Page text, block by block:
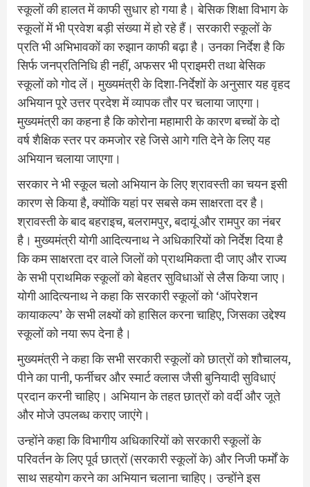
स्कूलों की हालत में काफी सुधार हो गया है। बेसिक शिक्षा विभाग के
स्कूलों में भी प्रवेश बड़ी संख्या में हो रहे हैं। सरकारी स्कूलों के
प्रति भी अभिभावकों का रुझान काफी बढ़ा है। उनका निर्देश है कि
सिर्फ जनप्रतिनिधि ही नहीं, अफसर भी प्राइमरी तथा बेसिक
स्कूलों को गोद लें। मुख्यमंत्री के दिशा-निर्देशों के अनुसार यह वृहद
अभियान पूरे उत्तर प्रदेश में व्यापक तौर पर चलाया जाएगा।
मुख्यमंत्री का कहना है कि कोरोना महामारी के कारण बच्चों के दो
वर्ष शैक्षिक स्तर पर कमजोर रहे जिसे आगे गति देने के लिए यह
अभियान चलाया जाएगा।
सरकार ने भी स्कूल चलो अभियान के लिए श्रावस्ती का चयन इसी
कारण से किया है, क्योंकि यहां पर सबसे कम साक्षरता दर है।
श्रावस्ती के बाद बहराइच, बलरामपुर, बदायूं और रामपुर का नंबर
है। मुख्यमंत्री योगी आदित्यनाथ ने अधिकारियों को निर्देश दिया है
कि कम साक्षरता दर वाले जिलों को प्राथमिकता दी जाए और राज्य
के सभी प्राथमिक स्कूलों को बेहतर सुविधाओं से लैस किया जाए।
योगी आदित्यनाथ ने कहा कि सरकारी स्कूलों को ‘ऑपरेशन
कायाकल्प’ के सभी लक्ष्यों को हासिल करना चाहिए, जिसका उद्देश्य
स्कूलों को नया रूप देना है।
मुख्यमंत्री ने कहा कि सभी सरकारी स्कूलों को छात्रों को शौचालय,
पीने का पानी, फर्नीचर और स्मार्ट क्लास जैसी बुनियादी सुविधाएं
प्रदान करनी चाहिए। अभियान के तहत छात्रों को वर्दी और जूते
और मोजे उपलब्ध कराए जाएंगे।
उन्होंने कहा कि विभागीय अधिकारियों को सरकारी स्कूलों के
परिवर्तन के लिए पूर्व छात्रों (सरकारी स्कूलों के) और निजी फर्मों के
साथ सहयोग करने का अभियान चलाना चाहिए। उन्होंने इस